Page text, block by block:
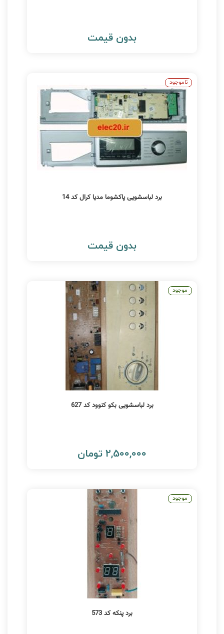
بدون قیمت
برد لباسشویی پاکشوما مدیا کرال کد 14
بدون قیمت
ناموجود
برد لباسشویی بکو کنوود کد 627
2,500,000 تومان
موجود
برد پنکه کد 573
موجود